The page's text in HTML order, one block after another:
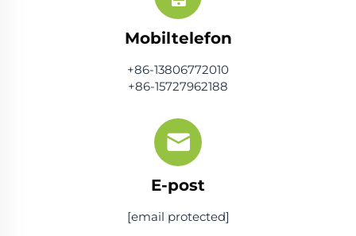
Mobiltelefon
+86-13806772010
+86-15727962188
E-post
[email protected]